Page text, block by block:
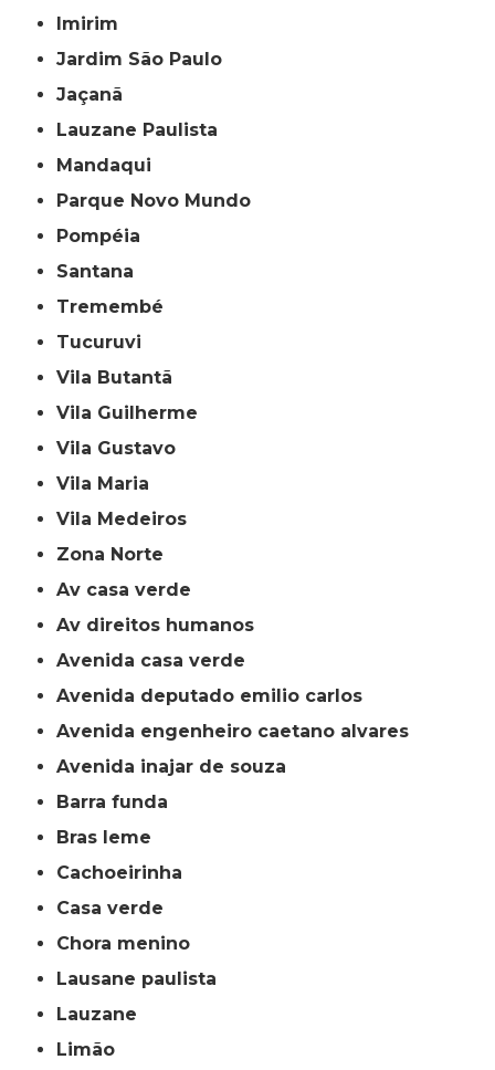
Imirim
Jardim São Paulo
Jaçanã
Lauzane Paulista
Mandaqui
Parque Novo Mundo
Pompéia
Santana
Tremembé
Tucuruvi
Vila Butantã
Vila Guilherme
Vila Gustavo
Vila Maria
Vila Medeiros
Zona Norte
av casa verde
av direitos humanos
avenida casa verde
avenida deputado emilio carlos
avenida engenheiro caetano alvares
avenida inajar de souza
barra funda
bras leme
cachoeirinha
casa verde
chora menino
lausane paulista
lauzane
limão